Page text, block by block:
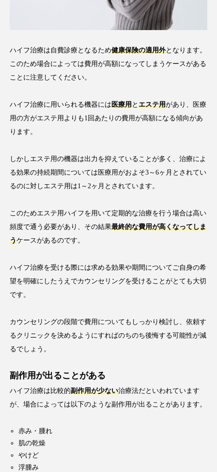
ハイフ治療は自費診療となるため健康保険の適用外となります。
このため場合によっては費用が高額になってしまうケースがある
ことに注意してください。
ハイフ治療に用いられる機器には医療用と エステ用があり、医療
用の方がエステ用よりも1回あたりの費用が高額になる傾向があ
ります。
しかしエステ用の機器は出力を抑えていることが多く、治療によ
る効果の持続期間については医療用がおよそ3～6ヶ月とされてい
るのに対しエステ用は1～2ヶ月とされています。
このためエステ用ハイフを用いて定期的な治療を行う場合は高い
頻度で通う必要があり、その結果最終的な費用が高くなってしま
うケースがあるのです。
ハイフ治療を受ける際には求める効果や期間についてご自身の希
望を明確にしたうえでカウンセリングを受けることがとても大切
です。
カウンセリングの段階で費用についてもしっかり検討し、依頼す
るクリニックを決めるようにすればのちのち後悔する可能性が減
るでしょう。
副作用が出ることがある
ハイフ治療は比較的副作用が少ない治療法だといわれています
が、場合によっては以下のような副作用が出ることがあります。
赤み・腫れ
肌の乾燥
やけど
浮腫み